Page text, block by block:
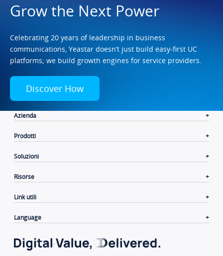
Grow the Next Power
Celebrating 20 years of leadership in business
communications, Yeastar doesn’t just build easy-first UC
platforms; we build growth engines for service providers.
Discover How
Azienda
Prodotti
Soluzioni
Risorse
Link utili
Language